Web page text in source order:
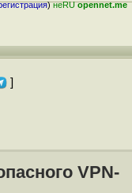
)неRUopennet.me
]
VPN-